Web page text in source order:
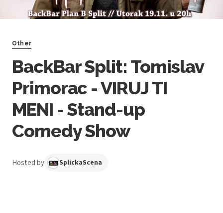
Other
BackBar Split: Tomislav
Primorac - VIRUJ TI
MENI - Stand-up
Comedy Show
Hosted by SplickaScena